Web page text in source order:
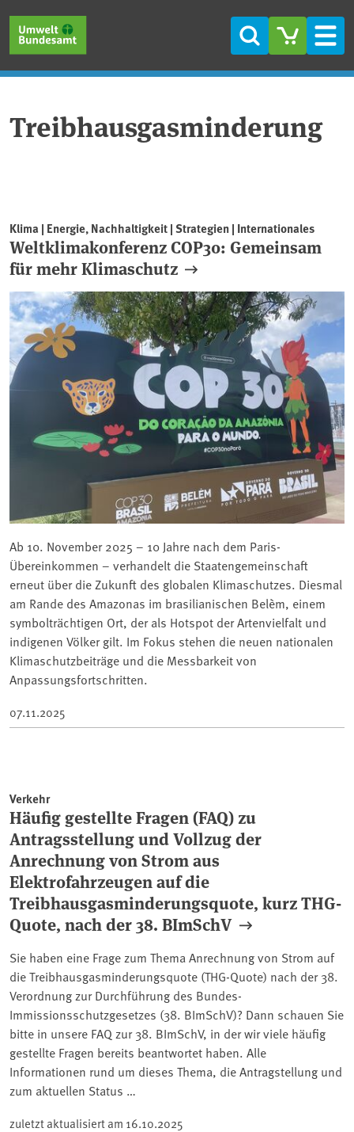
Suche
Treibhausgasminderung
Klima | Energie, Nachhaltigkeit | Strategien | Internationales
Weltklimakonferenz COP30: Gemeinsam
für mehr Klimaschutz
Ab 10. November 2025 – 10 Jahre nach dem Paris-
Übereinkommen – verhandelt die Staatengemeinschaft
erneut über die Zukunft des globalen Klimaschutzes. Diesmal
am Rande des Amazonas im brasilianischen Belèm, einem
symbolträchtigen Ort, der als Hotspot der Artenvielfalt und
indigenen Völker gilt. Im Fokus stehen die neuen nationalen
Klimaschutzbeiträge und die Messbarkeit von
Anpassungsfortschritten.
07.11.2025
Verkehr
Häufig gestellte Fragen (FAQ) zu
Antragsstellung und Vollzug der
Anrechnung von Strom aus
Elektrofahrzeugen auf die
Treibhausgasminderungsquote, kurz THG-
Quote, nach der 38. BImSchV
Sie haben eine Frage zum Thema Anrechnung von Strom auf
die Treibhausgasminderungsquote (THG-Quote) nach der 38.
Verordnung zur Durchführung des Bundes-
Immissionsschutzgesetzes (38. BImSchV)? Dann schauen Sie
bitte in unsere FAQ zur 38. BImSchV, in der wir viele häufig
gestellte Fragen bereits beantwortet haben. Alle
Informationen rund um dieses Thema, die Antragstellung und
zum aktuellen Status …
zuletzt aktualisiert am 16.10.2025